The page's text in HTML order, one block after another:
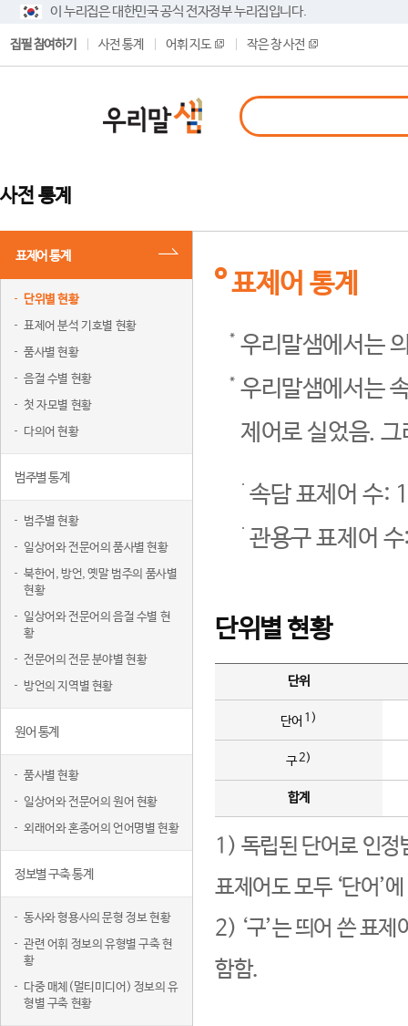
이 누리집은 대한민국 공식 전자정부 누리집입니다.
집필 참여하기 사전 통계 어휘 지도 작은 창 사전
사전 통계
표제어 통계
단위별 현황
표제어 분석 기호별 현황
품사별 현황
음절 수별 현황
첫 자모별 현황
다의어 현황
범주별 통계
범주별 현황
일상어와 전문어의 품사별 현황
북한어, 방언, 옛말 범주의 품사별
현황
일상어와 전문어의 음절 수별 현
황
전문어의 전문 분야별 현황
방언의 지역별 현황
원어 통계
품사별 현황
일상어와 전문어의 원어 현황
외래어와 혼종어의 언어명별 현황
정보별 구축 통계
동사와 형용사의 문형 정보 현황
관련 어휘 정보의 유형별 구축 현
황
다중 매체(멀티미디어) 정보의 유
형별 구축 현황
표제어 통계
우리말샘에서는
우리말샘에서는
제어로 실었음.
속담 표제어 수:
관용구 표제어
단위별 현황
단위
단어 1)
구2)
합계
1) 독립된 단어로 인정
표제어도 모두 ‘단어’
2) ‘구’는 띄어 쓴 표
함함.